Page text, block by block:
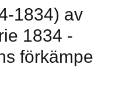
1834) av
1834 -
förkämpe